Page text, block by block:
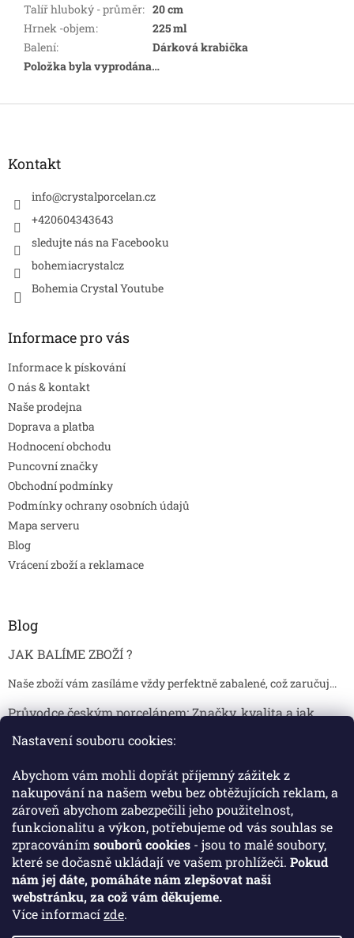
Nastavení souboru cookies:
Abychom vám mohli dopřát příjemný zážitek z
nakupování na našem webu bez obtěžujících reklam, a
zároveň abychom zabezpečili jeho použitelnost,
funkcionalitu a výkon, potřebujeme od vás souhlas se
zpracováním souborů cookies - jsou to malé soubory,
které se dočasně ukládají ve vašem prohlížeči. Pokud
nám jej dáte, pomáháte nám zlepšovat naši
webstránku, za což vám děkujeme.
Více informacízde.
Talíř hluboký - průměr: 20 cm
Hrnek -objem:
225 ml
Balení:
Dárková krabička
Položka byla vyprodána…
Z
Kontakt
info@crystalporcelan.cz
+420604343643
sledujte nás na Facebooku
bohemiacrystalcz
Bohemia Crystal Youtube
Informace pro vás
Informace k pískování
O nás & kontakt
Naše prodejna
Doprava a platba
Hodnocení obchodu
Puncovní značky
Obchodní podmínky
Podmínky ochrany osobních údajů
Mapa serveru
Blog
Vrácení zboží a reklamace
Blog
JAK BALÍME ZBOŽÍ ?
Naše zboží vám zasíláme vždy perfektně zabalené, což zaručuj...
Průvodce českým porcelánem: Značky, kvalita a jak
Jak skladovat broušené sklenice, aby se nepoškodily?
Broušené sklenice jsou symbolem elegance, tradice a luxusu. ...
Facebook